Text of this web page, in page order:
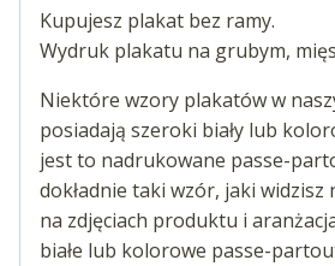
Kupujesz plakat bez ramy.
Wydruk plakatu na grubym,
Niektóre wzory plakatów w
posiadają szeroki biały lub
jest to nadrukowane passe-
dokładnie taki wzór, jaki widzisz
na zdjęciach produktu i
białe lub kolorowe passe-